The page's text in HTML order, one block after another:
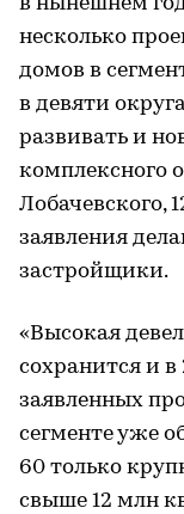
несколько
домов в
в девяти
развивать и
комплексного
Лобачевского,
заявления
застройщики.
«Высокая
сохранится и в
заявленных
сегменте уже
60 только
свыше 12 млн